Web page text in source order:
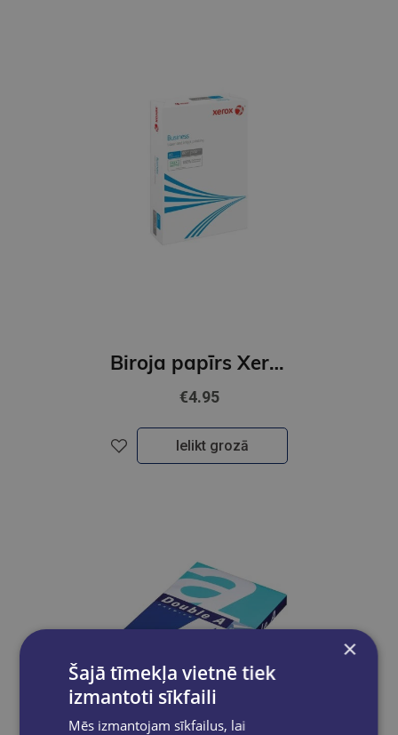
Biroja papīrs Xerox Business A4, 80g/m2, 500l
€4.95
Ielikt grozā
×
Šajā tīmekļa vietnē tiek
izmantoti sīkfaili
Mēs izmantojam sīkfailus, lai